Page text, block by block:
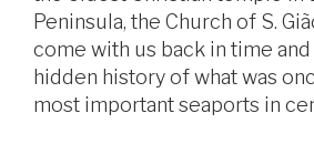
Peninsula, the Church of S.
come with us back in time
hidden history of what was
most important seaports in